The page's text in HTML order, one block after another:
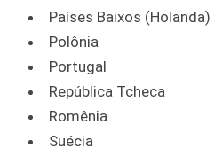
Países Baixos (Holanda)
Polônia
Portugal
República Tcheca
Romênia
Suécia